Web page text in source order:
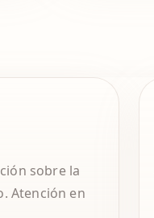
sobre la
Atención en